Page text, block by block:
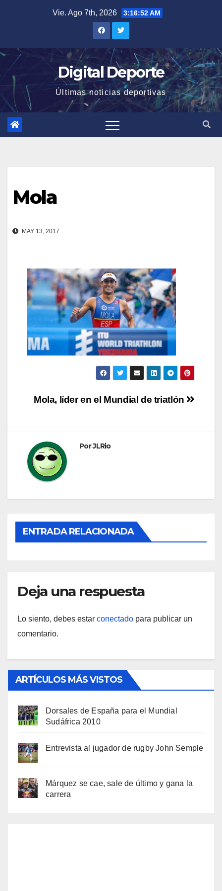
Vie. Ago 7th, 2026 3:16:52 AM
Digital Deporte
Últimas noticias deportivas
Mola
MAY 13, 2017
Navegación
entradas
Mola, líder en el Mundial de triatlón
PorJLRio
ENTRADA RELACIONADA
Deja una respuesta
Lo siento, debes estar conectado para publicar un
comentario.
ARTÍCULOS MÁS VISTOS
Dorsales de España para el Mundial
Sudáfrica 2010
Entrevista al jugador de rugby John Semple
Márquez se cae, sale de último y gana la
carrera